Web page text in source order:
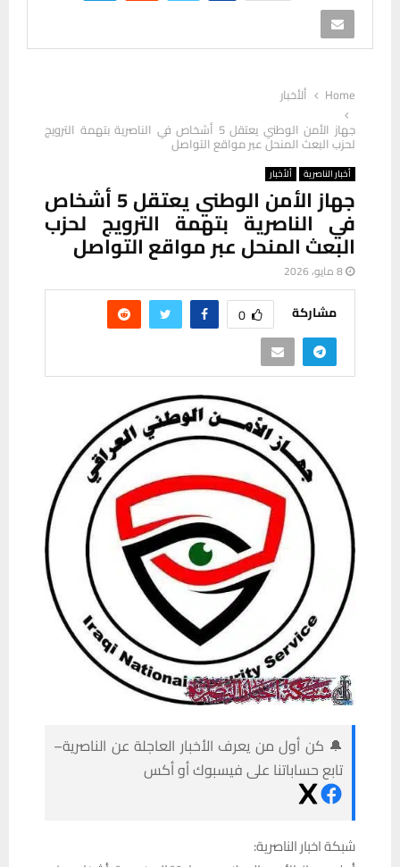
Home
ألأخبار
جهاز الأمن الوطني يعتقل 5 أشخاص في الناصرية بتهمة الترويج
لحزب البعث المنحل عبر مواقع التواصل
أخبار الناصرية ألأخبار
جهاز الأمن الوطني يعتقل 5 أشخاص
في الناصرية بتهمة الترويج لحزب
البعث المنحل عبر مواقع التواصل
8 مايو، 2026
مشاركة 0
🔔 كن أول من يعرف الأخبار العاجلة عن الناصرية–
تابع حساباتنا على فيسبوك أو أكس
شبكة اخبار الناصرية: